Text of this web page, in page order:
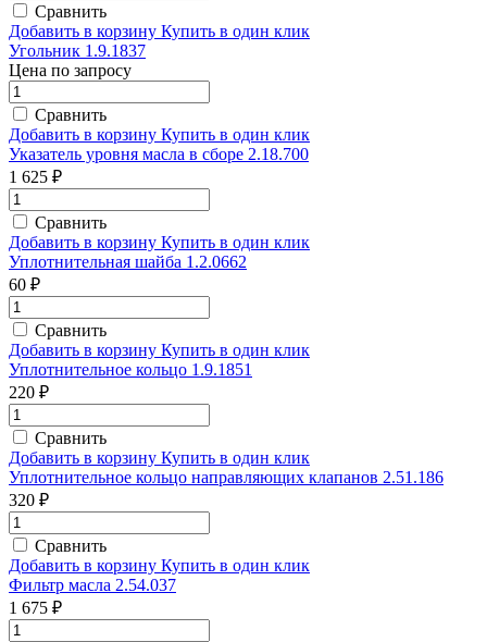
Сравнить
Добавить в корзину Купить в один клик
Угольник 1.9.1837
Цена по запросу
Сравнить
Добавить в корзину Купить в один клик
Указатель уровня масла в сборе 2.18.700
1 625 ₽
Сравнить
Добавить в корзину Купить в один клик
Уплотнительная шайба 1.2.0662
60 ₽
Сравнить
Добавить в корзину Купить в один клик
Уплотнительное кольцо 1.9.1851
220 ₽
Сравнить
Добавить в корзину Купить в один клик
Уплотнительное кольцо направляющих клапанов 2.51.186
320 ₽
Сравнить
Добавить в корзину Купить в один клик
Фильтр масла 2.54.037
1 675 ₽